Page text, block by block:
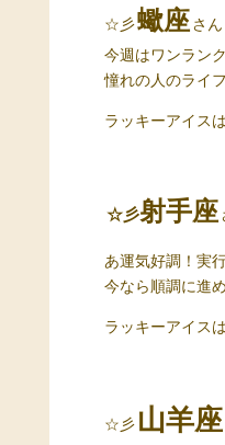
☆彡蠍座さ
今週はワンラン
憧れの人のライ
ラッキーアイス
☆彡射手座
あ運気好調！実
今なら順調に進
ラッキーアイス
☆彡 山羊座